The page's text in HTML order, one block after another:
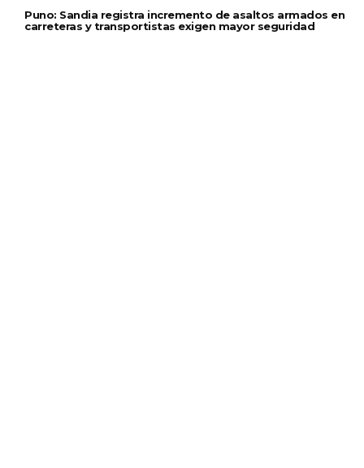
Puno: Sandia registra incremento de asaltos armados en
carreteras y transportistas exigen mayor seguridad